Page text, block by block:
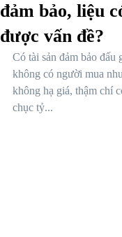
đảm bảo, liệu
được vấn đề?
Có tài sản đảm bảo đấu
không có người mua
không hạ giá, thậm chí
chục tỷ...